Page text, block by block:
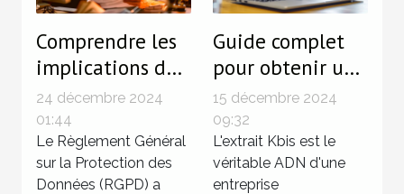
Comprendre les
implications du
RGPD pour les
petites
entreprises
24 décembre 2024
01:44
Le Règlement Général
sur la Protection des
Données (RGPD) a
Guide complet
pour obtenir un
extrait Kbis en
ligne facilement
15 décembre 2024
09:32
L'extrait Kbis est le
véritable ADN d'une
entreprise